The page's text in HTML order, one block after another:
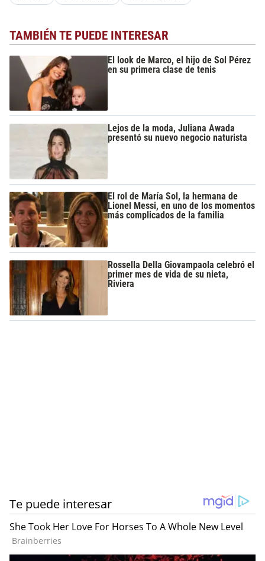
TAMBIÉN TE PUEDE INTERESAR
El look de Marco, el hijo de Sol Pérez
en su primera clase de tenis
Lejos de la moda, Juliana Awada
presentó su nuevo negocio naturista
El rol de María Sol, la hermana de
Lionel Messi, en uno de los momentos
más complicados de la familia
Rossella Della Giovampaola celebró el
primer mes de vida de su nieta,
Riviera